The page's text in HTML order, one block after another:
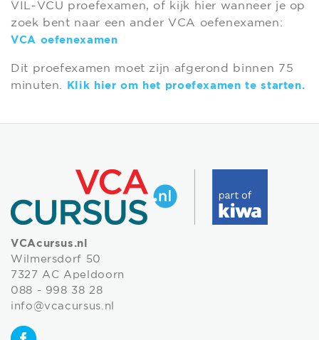
VIL-VCU proefexamen, of kijk hier wanneer je op
zoek bent naar een ander VCA oefenexamen:
VCA oefenexamen
Dit proefexamen moet zijn afgerond binnen 75
minuten.
Klik hier om het proefexamen te starten.
VCAcursus.nl
Wilmersdorf 50
7327 AC Apeldoorn
088 - 998 38 28
info@vcacursus.nl